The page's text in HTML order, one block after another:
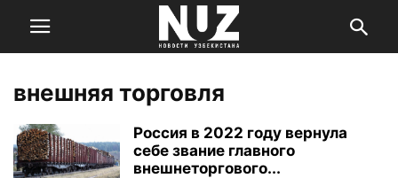
внешняя торговля
Россия в 2022 году вернула
себе звание главного
внешнеторгового...